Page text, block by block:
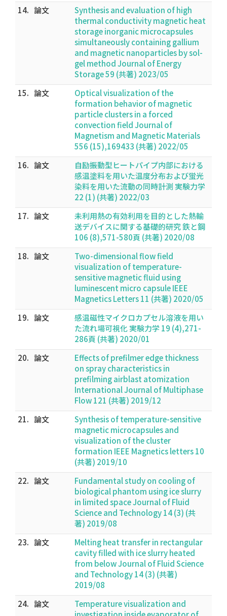
14. 論文
Synthesis and evaluation of high
thermal conductivity magnetic heat
storage inorganic microcapsules
simultaneously containing gallium
and magnetic nanoparticles by sol-
gel method Journal of Energy
Storage 59 (共著) 2023/05
15. 論文
Optical visualization of the
formation behavior of magnetic
particle clusters in a forced
convection field Journal of
Magnetism and Magnetic Materials
556 (15),169433 (共著) 2022/05
16. 論文
自励振動型ヒートパイプ内部における
感温塗料を用いた温度分布および蛍光
染料を用いた流動の同時計測 実験力学
22 (1) (共著) 2022/03
17. 論文
未利用熱の有効利用を目的とした熱輸
送デバイスに関する基礎的研究 鉄と鋼
106 (8),571-580頁 (共著) 2020/08
18. 論文
Two-dimensional flow field
visualization of temperature-
sensitive magnetic fluid using
luminescent micro capsule IEEE
Magnetics Letters 11 (共著) 2020/05
19. 論文
感温磁性マイクロカプセル溶液を用い
た流れ場可視化 実験力学 19 (4),271-
286頁 (共著) 2020/01
20. 論文
Effects of prefilmer edge thickness
on spray characteristics in
prefilming airblast atomization
International Journal of Multiphase
Flow 121 (共著) 2019/12
21. 論文
Synthesis of temperature-sensitive
magnetic microcapsules and
visualization of the cluster
formation IEEE Magnetics letters 10
(共著) 2019/10
22. 論文
Fundamental study on cooling of
biological phantom using ice slurry
in limited space Journal of Fluid
Science and Technology 14 (3) (共
著) 2019/08
23. 論文
Melting heat transfer in rectangular
cavity filled with ice slurry heated
from below Journal of Fluid Science
and Technology 14 (3) (共著)
2019/08
24. 論文
Temperature visualization and